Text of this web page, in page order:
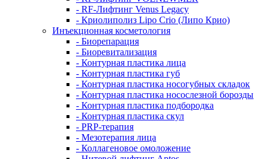
- RF-Лифтинг Venus Legacy
- Криолиполиз Lipo Crio (Липо Крио)
Инъекционная косметология
- Биорепарация
- Биоревитализация
- Контурная пластика лица
- Контурная пластика губ
- Контурная пластика носогубных складок
- Контурная пластика носослезной борозды
- Контурная пластика подбородка
- Контурная пластика скул
- PRP-терапия
- Мезотерапия лица
- Коллагеновое омоложение